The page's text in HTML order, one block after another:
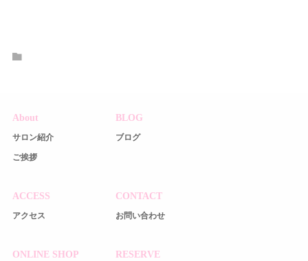
About
サロン紹介
ご挨拶
BLOG
ブログ
ACCESS
アクセス
CONTACT
お問い合わせ
ONLINE SHOP RESERVE